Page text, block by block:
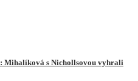
Mihalíková s Nichollsovou vyhrali